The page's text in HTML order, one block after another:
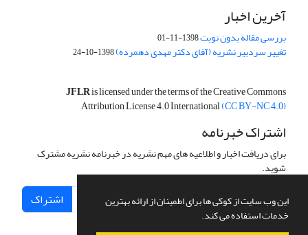
این وب سایت از کوکی ها برای اطمینان از ارائه بهترین
خدمات استفاده می کند.
آخرین اخبار
بررسی مقاله بدون نوبت1398-11-01
تغییر سردبیر نشریه (آقای دکتر مهدی دهمرده)1398-10-24
JFLRis licensed under the terms of the Creative Commons
Attribution License 4.0 International(CC BY-NC 4.0)
اشتراک خبرنامه
برای دریافت اخبار و اطلاعیه های مهم نشریه در خبرنامه نشریه مشترک
شوید.
اشتراک